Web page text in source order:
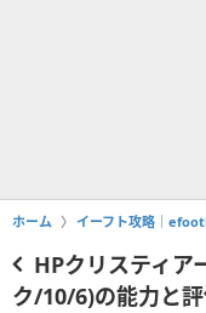
ホーム イーフト攻略｜
HPクリスティア
ク/10/6)の能力と評